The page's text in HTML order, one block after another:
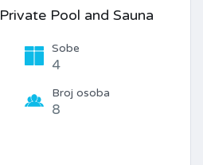
Pool and Sauna
Sobe
4
Broj osoba
8